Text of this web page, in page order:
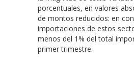
porcentuales, en valores
de montos reducidos: en
importaciones de estos
menos del 1% del total
primer trimestre.